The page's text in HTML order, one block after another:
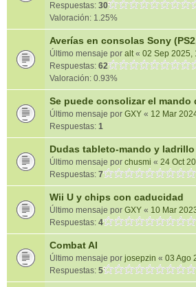
Respuestas: 30
Valoración: 1.25%
Averías en consolas Sony
Último mensaje por alt« 02 Sep 2025,
Respuestas: 62
Valoración: 0.93%
Se puede consolizar el mando
Último mensaje por GXY « 12 Mar
Respuestas: 1
Dudas tableto-mando y ladrillo
Último mensaje por chusmi « 24 Oct
Respuestas: 7
Wii U y chips con caducidad
Último mensaje por GXY « 10 Mar
Respuestas: 4
Combat AI
Último mensaje por josepzin « 03 Ago
Respuestas: 5